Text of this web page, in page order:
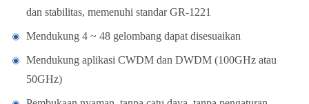
dan stabilitas, memenuhi standar GR-1221
Mendukung 4 ~ 48 gelombang dapat disesuaikan
Mendukung aplikasi CWDM dan DWDM (100GHz atau
50GHz)